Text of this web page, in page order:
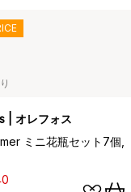
トックホルム
| オレフォス
ミニ花瓶セット7個,